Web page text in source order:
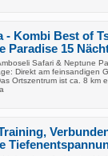
- Kombi Best of
Paradise 15
Safari & Neptune
Direkt am feinsandigen
Ortszentrum ist ca. 8 km